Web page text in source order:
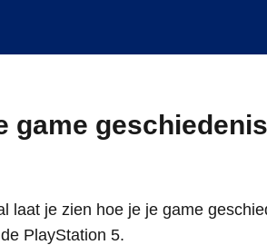
game
laat je zien hoe je je game
PlayStation 5.